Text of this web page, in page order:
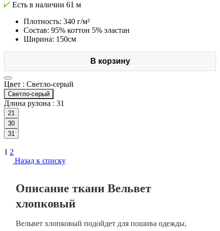
Есть в наличии 61 м
Плотность: 340 г/м²
Состав: 95% коттон 5% эластан
Ширина: 150см
В корзину
Цвет : Светло-серый
Светло-серый
Длина рулона : 31
21
30
31
1 2
Назад к списку
Описание ткани Вельвет
хлопковый
Вельвет хлопковый подойдет для пошива одежды,